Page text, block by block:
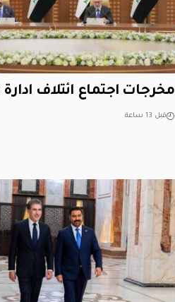
مخرجات اجتماع ائتلاف ادارة
قبل 13 ساعة